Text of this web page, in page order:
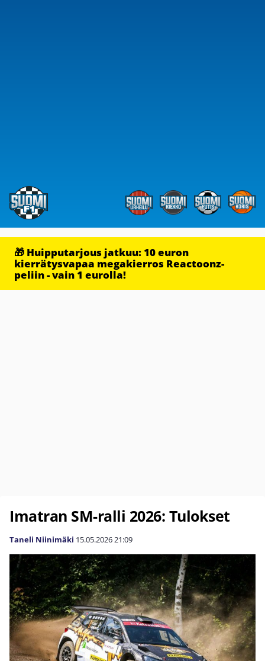
🎁 Huipputarjous jatkuu: 10 euron
kierrätysvapaa megakierros Reactoonz-
peliin - vain 1 eurolla!
Imatran SM-ralli 2026: Tulokset
Taneli Niinimäki 15.05.202621:09